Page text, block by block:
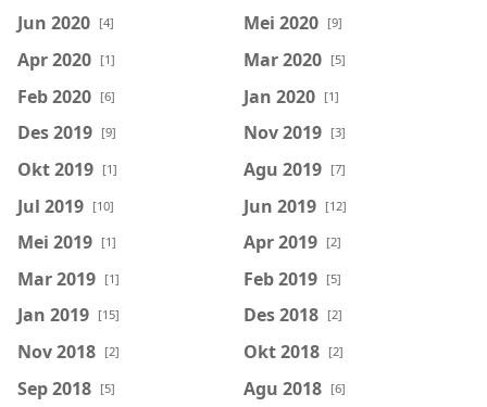
Jun 2020 [4] Mei 2020 [9]
Apr 2020 [1] Mar 2020 [5]
Feb 2020 [6] Jan 2020 [1]
Des 2019 [9] Nov 2019 [3]
Okt 2019 [1] Agu 2019 [7]
Jul 2019 [10] Jun 2019 [12]
Mei 2019 [1] Apr 2019 [2]
Mar 2019 [1] Feb 2019 [5]
Jan 2019 [15] Des 2018 [2]
Nov 2018 [2] Okt 2018 [2]
Sep 2018 [5] Agu 2018 [6]